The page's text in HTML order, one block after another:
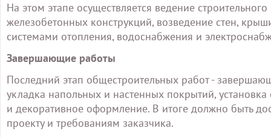
На этом этапе осуществляется ведение
железобетонных конструкций, возведение стен,
системами отопления, водоснабжения и
Завершающие работы
Последний этап общестроительных работ -
укладка напольных и настенных покрытий,
и декоративное оформление. В итоге должно быть
проекту и требованиям заказчика.